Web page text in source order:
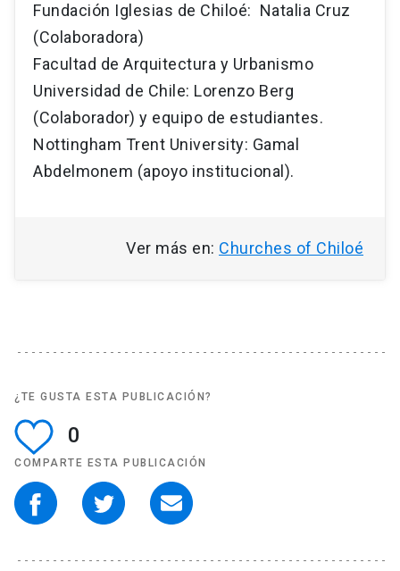
Fundación Iglesias de Chiloé: Natalia Cruz
(Colaboradora)
Facultad de Arquitectura y Urbanismo
Universidad de Chile: Lorenzo Berg
(Colaborador) y equipo de estudiantes.
Nottingham Trent University: Gamal
Abdelmonem (apoyo institucional).
Ver más en: Churches of Chiloé
¿TE GUSTA ESTA PUBLICACIÓN?
0
COMPARTE ESTA PUBLICACIÓN